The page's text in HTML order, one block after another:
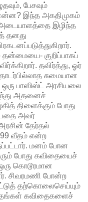
பேசவும்
இந்த அகதிமுகம்
இழிந்த
தனது
தன்மையை- குறிப்பாகப்
தவிர்த்து, ஓர்
சுமையான
ஒரு பாஸிஸ்ட் அரசியலை
அதனைச்
திளைக்கும் போது
அவர்
தேர்தல்
வீதம் என்ற
மனம் போன
போது கவிதையைச்
கொடூரமான
சிவரமணி போன்ற
தற்கொலைசெய்யும்
கவிதைகளைச்